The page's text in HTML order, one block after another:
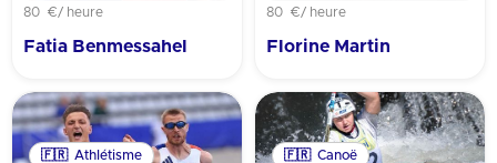
80 €/ heure
Fatia Benmessahel
80 €/ heure
Florine Martin
🇫🇷 Athlétisme 🇫🇷 Canoë